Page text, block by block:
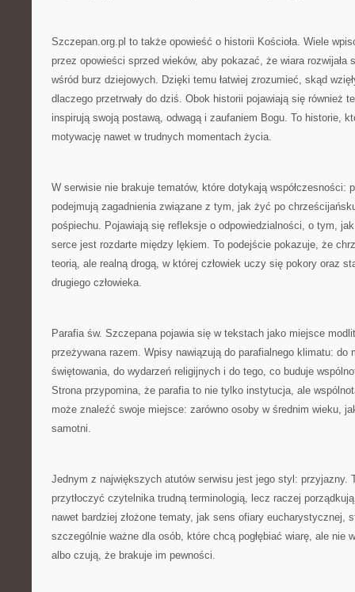
Szczepan.org.pl to także opowieść o historii Kościoła. Wiele
przez opowieści sprzed wieków, aby pokazać, że wiara rozwijała
wśród burz dziejowych. Dzięki temu łatwiej zrozumieć, skąd
dlaczego przetrwały do dziś. Obok historii pojawiają się również
inspirują swoją postawą, odwagą i zaufaniem Bogu. To historie,
motywację nawet w trudnych momentach życia.
W serwisie nie brakuje tematów, które dotykają współczesności:
podejmują zagadnienia związane z tym, jak żyć po
pośpiechu. Pojawiają się refleksje o odpowiedzialności, o tym,
serce jest rozdarte między lękiem. To podejście pokazuje, że
teorią, ale realną drogą, w której człowiek uczy się pokory oraz
drugiego człowieka.
Parafia św. Szczepana pojawia się w tekstach jako miejsce
przeżywana razem. Wpisy nawiązują do parafialnego klimatu: do
świętowania, do wydarzeń religijnych i do tego, co buduje
Strona przypomina, że parafia to nie tylko instytucja, ale
może znaleźć swoje miejsce: zarówno osoby w średnim wieku,
samotni.
Jednym z największych atutów serwisu jest jego styl: przyjazny.
przytłoczyć czytelnika trudną terminologią, lecz raczej
nawet bardziej złożone tematy, jak sens ofiary eucharystycznej,
szczególnie ważne dla osób, które chcą pogłębiać wiarę, ale nie
albo czują, że brakuje im pewności.